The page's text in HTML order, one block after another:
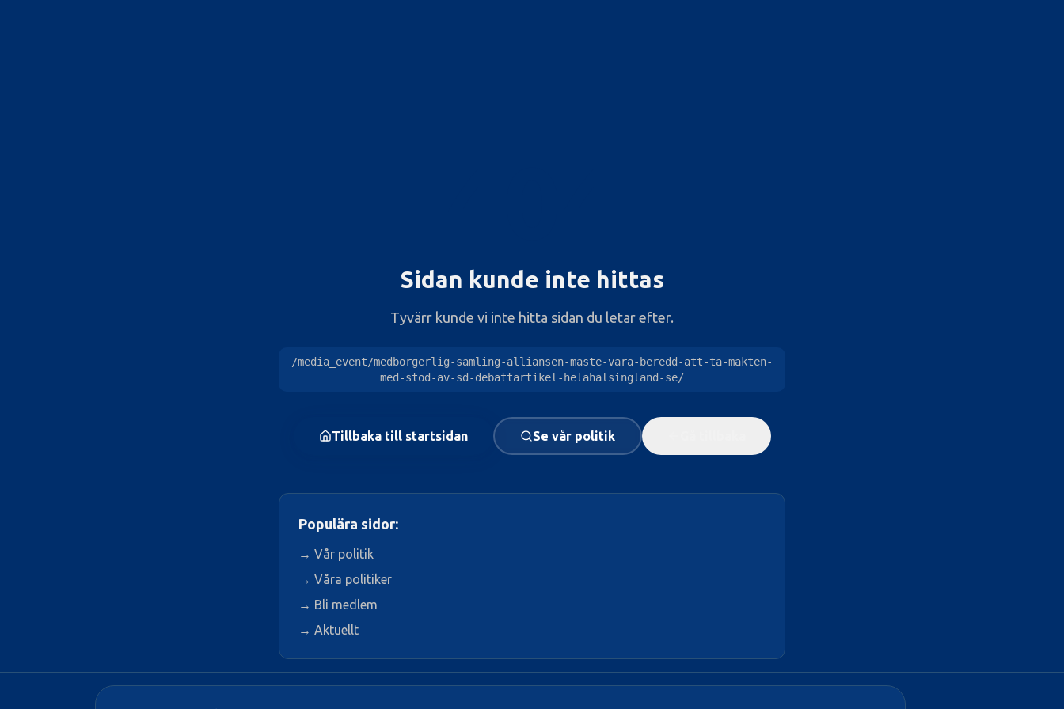
Sidan kunde inte hittas
Tyvärr kunde vi inte hitta sidan du letar efter.
/media_event/medborgerlig-samling-alliansen-maste-vara-beredd-att-ta-makten-
med-stod-av-sd-debattartikel-helahalsingland-se/
Tillbaka till startsidan Se vår politik
Populära sidor:
→ Vår politik
→ Våra politiker
→ Bli medlem
→ Aktuellt